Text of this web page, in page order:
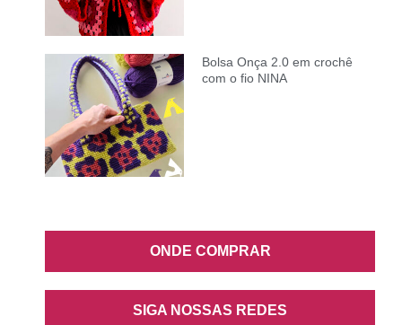
Bolsa Onça 2.0 em crochê
com o fio NINA
ONDE COMPRAR
SIGA NOSSAS REDES